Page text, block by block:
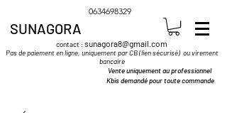
0634698329
SUNAGORA
contact :sunagora8@gmail.com
Pas de paiement en ligne, uniquement par CB (lien sécurisé) ou virement
bancaire
Vente uniquement au professionnel
Kbis demandé pour toute commande